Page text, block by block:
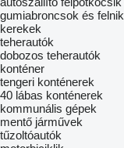
gumiabroncsok és felnik
kerekek
teherautók
dobozos teherautók
konténer
tengeri konténerek
40 lábas konténerek
kommunális gépek
mentő járművek
tűzoltóautók